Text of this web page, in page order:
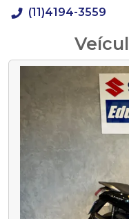
(11)4194-3559